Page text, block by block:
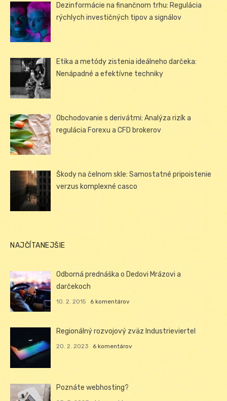
Dezinformácie na finančnom trhu: Regulácia
rýchlych investičných tipov a signálov
Etika a metódy zistenia ideálneho darčeka:
Nenápadné a efektívne techniky
Obchodovanie s derivátmi: Analýza rizík a
regulácia Forexu a CFD brokerov
Škody na čelnom skle: Samostatné pripoistenie
verzus komplexné casco
NAJČÍTANEJŠIE
Odborná prednáška o Dedovi Mrázovi a
darčekoch
10. 2. 2015 6 komentárov
Regionálný rozvojový zväz Industrieviertel
20. 2. 2023 6 komentárov
Poznáte webhosting?